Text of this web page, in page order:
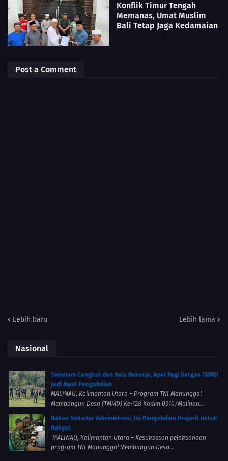
Konflik Timur Tengah
Memanas, Umat Muslim
Bali Tetap Jaga Kedamaian
Post a Comment
Lebih baru Lebih lama
Nasional
Sebelum Cangkul dan Palu Bekerja, Apel Pagi Satgas TMMD
Jadi Awal Pengabdian
MALINAU, Kalimantan Utara – Program TNI Manunggal
Membangun Desa (TMMD) Ke-128 Kodim 0910/Malinau...
Bukan Sekadar Administrasi, Ini Pengabdian Prajurit untuk
Rakyat
MALINAU, Kalimantan Utara – Kesuksesan pelaksanaan
program TNI Manunggal Membangun Desa...